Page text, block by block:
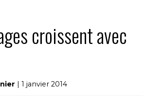
croissent avec
| 1 janvier 2014